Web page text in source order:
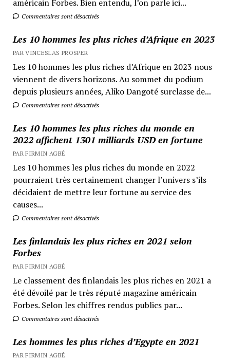
américain Forbes. Bien entendu, l’on parle ici...
Commentaires sont désactivés
Les 10 hommes les plus riches d’Afrique en 2023
PAR VINCESLAS PROSPER
Les 10 hommes les plus riches d’Afrique en 2023 nous
viennent de divers horizons. Au sommet du podium
depuis plusieurs années, Aliko Dangoté surclasse de...
Commentaires sont désactivés
Les 10 hommes les plus riches du monde en
2022 affichent 1301 milliards USD en fortune
PAR FIRMIN AGBÉ
Les 10 hommes les plus riches du monde en 2022
pourraient très certainement changer l’univers s’ils
décidaient de mettre leur fortune au service des
causes...
Commentaires sont désactivés
Les finlandais les plus riches en 2021 selon
Forbes
PAR FIRMIN AGBÉ
Le classement des finlandais les plus riches en 2021 a
été dévoilé par le très réputé magazine américain
Forbes. Selon les chiffres rendus publics par...
Commentaires sont désactivés
Les hommes les plus riches d’Egypte en 2021
PAR FIRMIN AGBÉ